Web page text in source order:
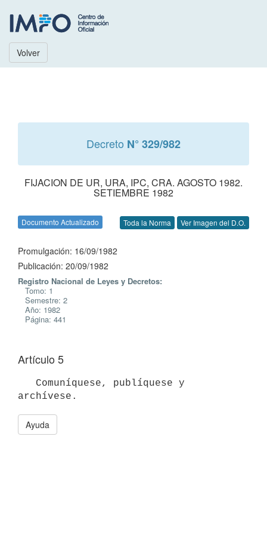
Volver
Decreto N° 329/982
FIJACION DE UR, URA, IPC, CRA. AGOSTO 1982.
SETIEMBRE 1982
Documento Actualizado Toda la Norma Ver Imagen del D.O.
Promulgación: 16/09/1982
Publicación: 20/09/1982
Registro Nacional de Leyes y Decretos:
Tomo: 1
Semestre: 2
Año: 1982
Página: 441
Artículo 5
Ayuda